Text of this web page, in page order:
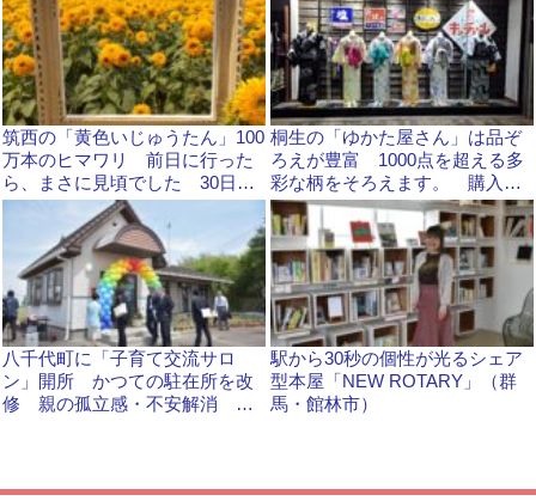
筑西の「黄色いじゅうたん」100
万本のヒマワリ 前日に行った
ら、まさに見頃でした 30日か
ら「ひまわりフェス」
桐生の「ゆかた屋さん」は品ぞ
ろえが豊富 1000点を超える多
彩な柄をそろえます。 購入者
には着付け無料サービスも
八千代町に「子育て交流サロ
ン」開所 かつての駐在所を改
修 親の孤立感・不安解消 気
駅から30秒の個性が光るシェア
型本屋「NEW ROTARY」（群
馬・館林市）